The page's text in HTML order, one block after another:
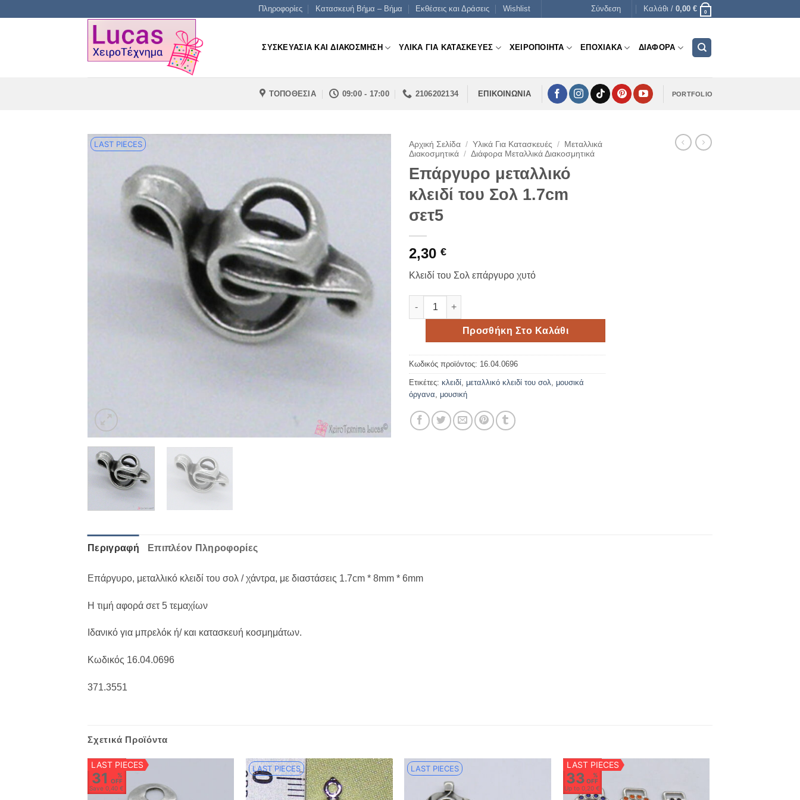
Πληροφορίες Κατασκευή Βήμα – Βήμα Εκθέσεις και Δράσεις Wishlist Σύνδεση Καλάθι / 0,00 € 0
ΣΥΣΚΕΥΑΣΙΑ ΚΑΙ ΔΙΑΚΟΣΜΗΣΗ ΥΛΙΚΑ ΓΙΑ ΚΑΤΑΣΚΕΥΕΣ ΧΕΙΡΟΠΟΙΗΤΑ ΕΠΟΧΙΑΚΑ ΔΙΑΦΟΡΑ
ΤΟΠΟΘΕΣΙΑ 09:00 - 17:00 2106202134 ΕΠΙΚΟΙΝΩΝΙΑ PORTFOLIO
LAST PIECES Αρχική Σελίδα / Υλικά Για Κατασκευές /
Μεταλλικά
Διακοσμητικά / Διάφορα Μεταλλικά Διακοσμητικά
Επάργυρο μεταλλικό
κλειδί του Σολ 1.7cm
σετ5
2,30 €
Κλειδί του Σολ επάργυρο χυτό
Επάργυρο μεταλλικό κλειδί του Σολ 1.7cm σετ5 ποσότητα
Προσθήκη Στο Καλάθι
Κωδικός προϊόντος: 16.04.0696
Ετικέτες: κλειδί μεταλλικό κλειδί του σολ μουσικά
όργανα μουσική
Περιγραφή Επιπλέον Πληροφορίες
Επάργυρο, μεταλλικό κλειδί του σολ / χάντρα, με διαστάσεις 1.7cm * 8mm * 6mm
Η τιμή αφορά σετ 5 τεμαχίων
Ιδανικό για μπρελόκ ή/ και κατασκευή κοσμημάτων.
Κωδικός 16.04.0696
371.3551
Σχετικά Προϊόντα
LAST PIECES
31
%
OFF
Save0,40 €
LAST PIECES LAST PIECES LAST PIECES
33
%
OFF
Up to0,20 €